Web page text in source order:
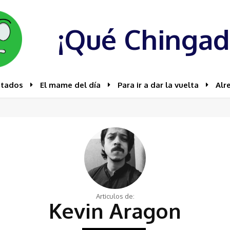
¡Qué
El mame del día Para ir a dar la vuelta
Articulos de:
Kevin Aragon